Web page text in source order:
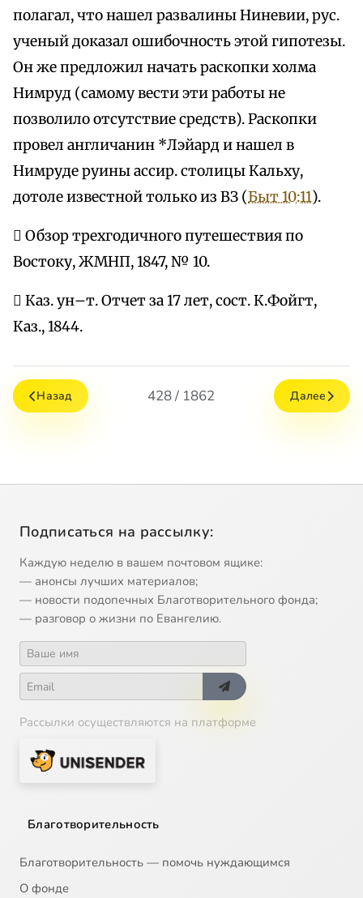
полагал, что нашел развалины Ниневии, рус.
ученый доказал ошибочность этой гипотезы.
Он же предложил начать раскопки холма
Нимруд (самому вести эти работы не
позволило отсутствие средств). Раскопки
провел англичанин *Лэйард и нашел в
Нимруде руины ассир. столицы Кальху,
дотоле известной только из ВЗ (Быт 10:11).
 Обзор трехгодичного путешествия по
Востоку, ЖМНП, 1847, № 10.
 Каз. ун–т. Отчет за 17 лет, сост. К.Фойгт,
Каз., 1844.
Назад 428 / 1862 Далее
Подписаться на рассылку:
Каждую неделю в вашем почтовом ящике:
— анонсы лучших материалов;
— новости подопечных Благотворительного фонда;
— разговор о жизни по Евангелию.
Рассылки осуществляются на платформе
Благотворительность
Благотворительность — помочь нуждающимся
О фонде